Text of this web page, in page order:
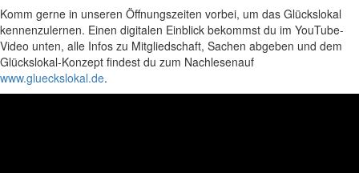
Komm gerne in unseren Öffnungszeiten vorbei, um das Glückslokal
kennenzulernen. Einen digitalen Einblick bekommst du im YouTube-
Video unten, alle Infos zu Mitgliedschaft, Sachen abgeben und dem
Glückslokal-Konzept findest du zum Nachlesenauf
www.glueckslokal.de.